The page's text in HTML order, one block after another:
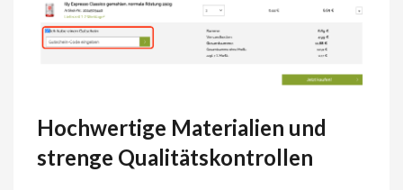
Hochwertige Materialien und
strenge Qualitätskontrollen